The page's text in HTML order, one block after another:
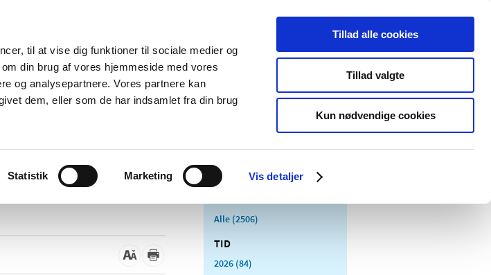
til at vise dig funktioner til sociale medier og
din brug af vores hjemmeside med vores
og analysepartnere. Vores partnere kan
dem, eller som de har indsamlet fra din brug
Statistik Marketing Vis detaljer
Tillad alle cookies
Tillad valgte
Kun nødvendige cookies
Nyheder Om os Kontakt Udgivelser
Apoteker og salg af
Medicinsk
Særlige
produktområder
Alle (2506)
TID
2026 (84)